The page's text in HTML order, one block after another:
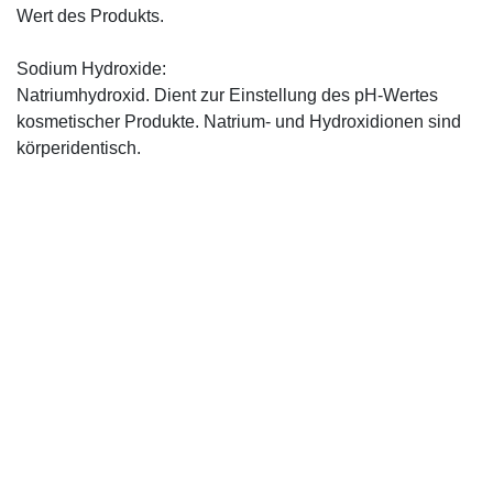
Wert des Produkts.
Sodium Hydroxide:
Natriumhydroxid. Dient zur Einstellung des pH-Wertes
kosmetischer Produkte. Natrium- und Hydroxidionen sind
körperidentisch.